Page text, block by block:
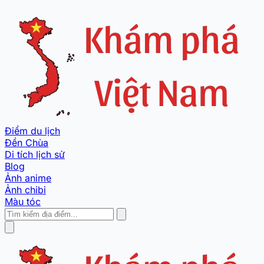
Điểm du lịch
Đền Chùa
Di tích lịch sử
Blog
Ảnh anime
Ảnh chibi
Màu tóc